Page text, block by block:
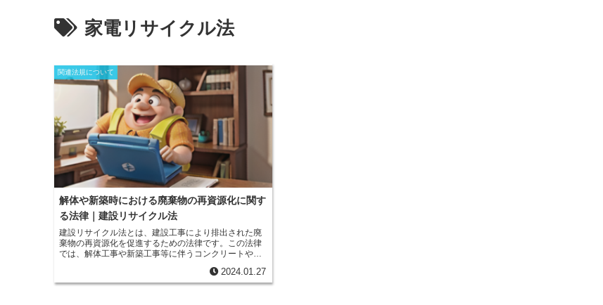
家電リサイクル法
関連法規について
解体や新築時における廃棄物の再資源化に関す
る法律｜建設リサイクル法
建設リサイクル法とは、建設工事により排出された廃
棄物の再資源化を促進するための法律です。この法律
では、 解体工事や新築工事等に伴うコンクリートや木
る不要になった物を有効活用するために、受注者に再
資源化を促進することを義務付けています。廃棄物を
2024.01.27